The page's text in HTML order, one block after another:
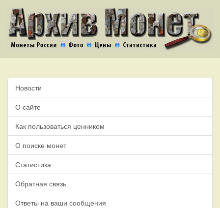
Новости
О сайте
Как пользоваться ценником
О поиске монет
Статистика
Обратная связь
Ответы на ваши сообщения